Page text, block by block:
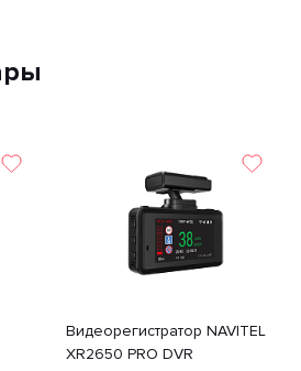
Видеорегистратор NAVITEL
XR2650 PRO DVR